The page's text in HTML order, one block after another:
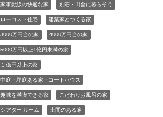
家事動線の快適な家 別荘・田舎に暮らそう
ローコスト住宅 建築家とつくる家
3000万円台の家 4000万円台の家
5000万円以上1億円未満の家
１億円以上の家
中庭・坪庭ある家・コートハウス
趣味を満喫できる家 こだわりお風呂の家
シアター ルーム 土間のある家